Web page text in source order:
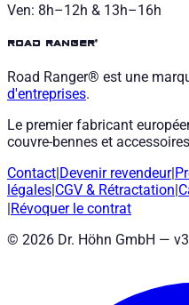
Ven: 8h–12h & 13h–16h
road ranger®
Road Ranger® est une
d'entreprises.
Le premier fabricant
couvre-bennes et
Contact Devenir revendeur|
légales CGV & Rétractation
Révoquer le contrat
© 2026 Dr. Höhn GmbH — v